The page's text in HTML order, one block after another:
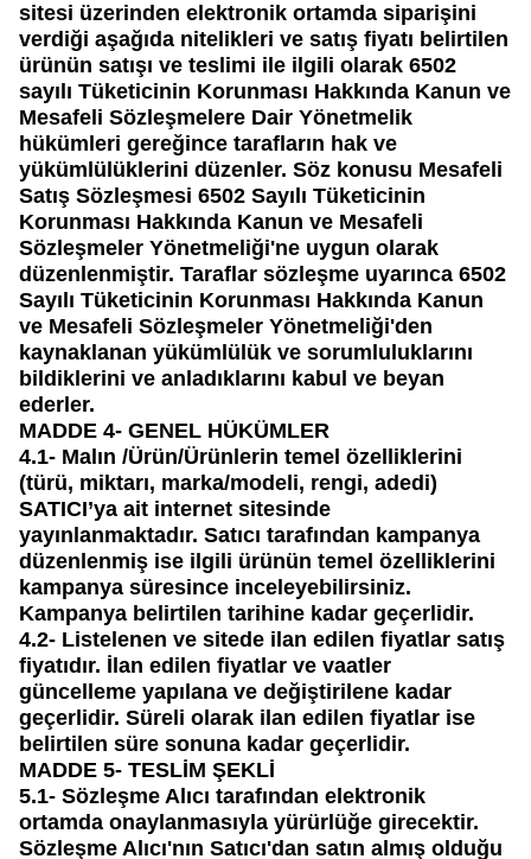
sitesi üzerinden elektronik ortamda siparişini
verdiği aşağıda nitelikleri ve satış fiyatı belirtilen
ürünün satışı ve teslimi ile ilgili olarak 6502
sayılı Tüketicinin Korunması Hakkında Kanun ve
Mesafeli Sözleşmelere Dair Yönetmelik
hükümleri gereğince tarafların hak ve
yükümlülüklerini düzenler. Söz konusu Mesafeli
Satış Sözleşmesi 6502 Sayılı Tüketicinin
Korunması Hakkında Kanun ve Mesafeli
Sözleşmeler Yönetmeliği'ne uygun olarak
düzenlenmiştir. Taraflar sözleşme uyarınca 6502
Sayılı Tüketicinin Korunması Hakkında Kanun
ve Mesafeli Sözleşmeler Yönetmeliği'den
kaynaklanan yükümlülük ve sorumluluklarını
bildiklerini ve anladıklarını kabul ve beyan
ederler.
MADDE 4- GENEL HÜKÜMLER
4.1- Malın /Ürün/Ürünlerin temel özelliklerini
(türü, miktarı, marka/modeli, rengi, adedi)
SATICI’ya ait internet sitesinde
yayınlanmaktadır. Satıcı tarafından kampanya
düzenlenmiş ise ilgili ürünün temel özelliklerini
kampanya süresince inceleyebilirsiniz.
Kampanya belirtilen tarihine kadar geçerlidir.
4.2- Listelenen ve sitede ilan edilen fiyatlar satış
fiyatıdır. İlan edilen fiyatlar ve vaatler
güncelleme yapılana ve değiştirilene kadar
geçerlidir. Süreli olarak ilan edilen fiyatlar ise
belirtilen süre sonuna kadar geçerlidir.
MADDE 5- TESLİM ŞEKLİ
5.1- Sözleşme Alıcı tarafından elektronik
ortamda onaylanmasıyla yürürlüğe girecektir.
Sözleşme Alıcı'nın Satıcı'dan satın almış olduğu